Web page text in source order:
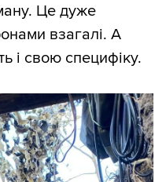
Це дуже
взагалі. А
і свою специфіку.